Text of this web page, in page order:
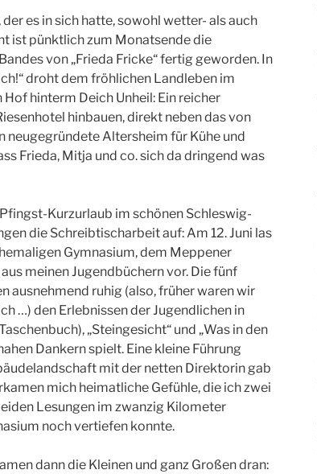
es in sich hatte, sowohl wetter- als auch
ist pünktlich zum Monatsende die
von „Frieda Fricke“ fertig geworden. In
droht dem fröhlichen Landleben im
hinterm Deich Unheil: Ein reicher
hinbauen, direkt neben das von
neugegründete Altersheim für Kühe und
Frieda, Mitja und co. sich da dringend was
Kurzurlaub im schönen Schleswig-
die Schreibtischarbeit auf: Am 12. Juni las
Gymnasium, dem Meppener
meinen Jugendbüchern vor. Die fünf
ausnehmend ruhig (also, früher waren wir
…) den Erlebnissen der Jugendlichen in
„Steingesicht“ und „Was in den
Dankern spielt. Eine kleine Führung
mit der netten Direktorin gab
mich heimatliche Gefühle, die ich zwei
Lesungen im zwanzig Kilometer
noch vertiefen konnte.
dann die Kleinen und ganz Großen dran: